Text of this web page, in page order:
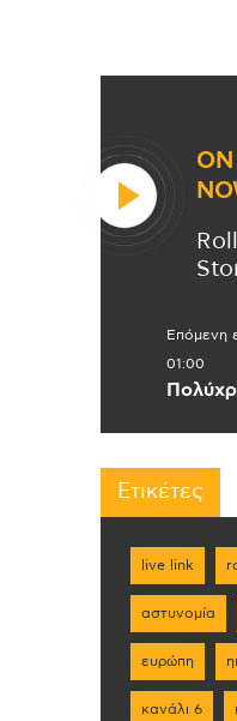
Επόμενη
01:00
Ετικέτες
live link
αστυνομία
ευρώπη
κανάλι 6